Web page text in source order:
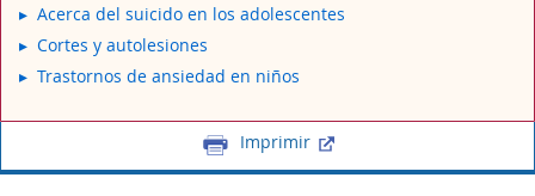
Acerca del suicido en los adolescentes
Cortes y autolesiones
Trastornos de ansiedad en niños
Imprimir